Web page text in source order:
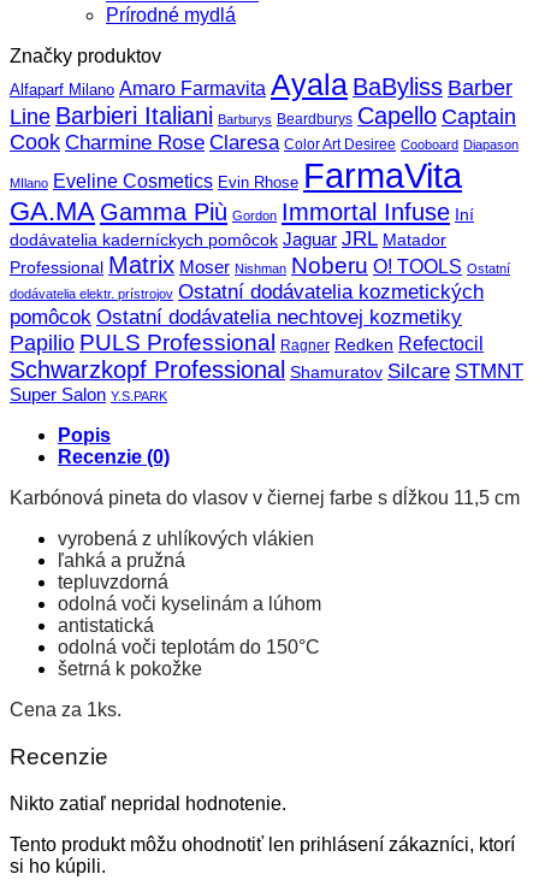
Prírodné mydlá
Značky produktov
Alfaparf Milano Amaro Farmavita Ayala BaByliss Barber
Line Barbieri Italiani Barburys Beardburys Capello Captain
Cook Charmine Rose Claresa Color Art Desiree Cooboard Diapason
MIlano Eveline Cosmetics Evin Rhose FarmaVita
GA.MA Gamma Più Gordon Immortal Infuse Iní
dodávatelia kaderníckych pomôcok Jaguar JRL Matador
Professional Matrix Moser Nishman Noberu O! TOOLS Ostatní
dodávatelia elektr. prístrojov Ostatní dodávatelia kozmetických
pomôcok Ostatní dodávatelia nechtovej kozmetiky
Papilio PULS Professional Ragner Redken Refectocil
Schwarzkopf Professional Shamuratov Silcare STMNT
Super Salon Y.S.PARK
Popis
Recenzie (0)
Karbónová pineta do vlasov v čiernej farbe s dĺžkou 11,5 cm
vyrobená z uhlíkových vlákien
ľahká a pružná
tepluvzdorná
odolná voči kyselinám a lúhom
antistatická
odolná voči teplotám do 150°C
šetrná k pokožke
Cena za 1ks.
Recenzie
Nikto zatiaľ nepridal hodnotenie.
Tento produkt môžu ohodnotiť len prihlásení zákazníci, ktorí
si ho kúpili.